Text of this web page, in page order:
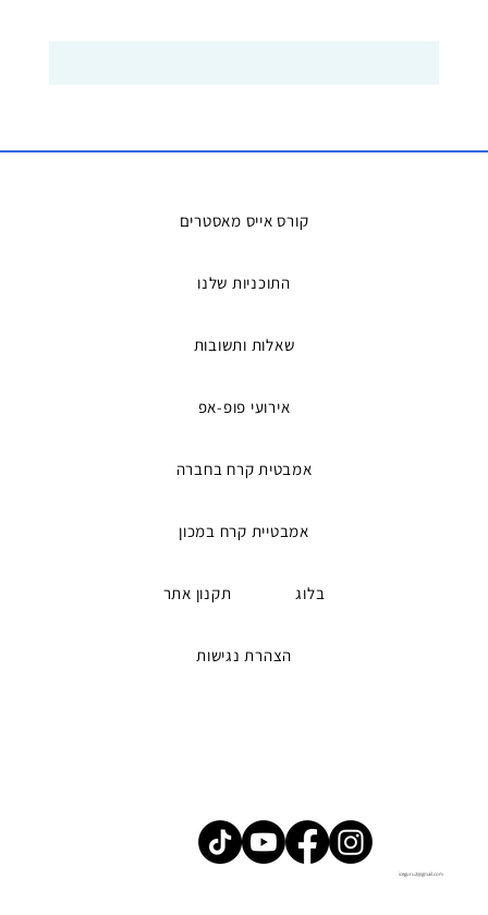
קורס אייס מאסטרים
התוכניות שלנו
שאלות ותשובות
אירועי פופ-אפ
אמבטית קרח בחברה
אמבטיית קרח במכון
בלוג תקנון אתר
הצהרת נגישות
iceguru2@gmail.com